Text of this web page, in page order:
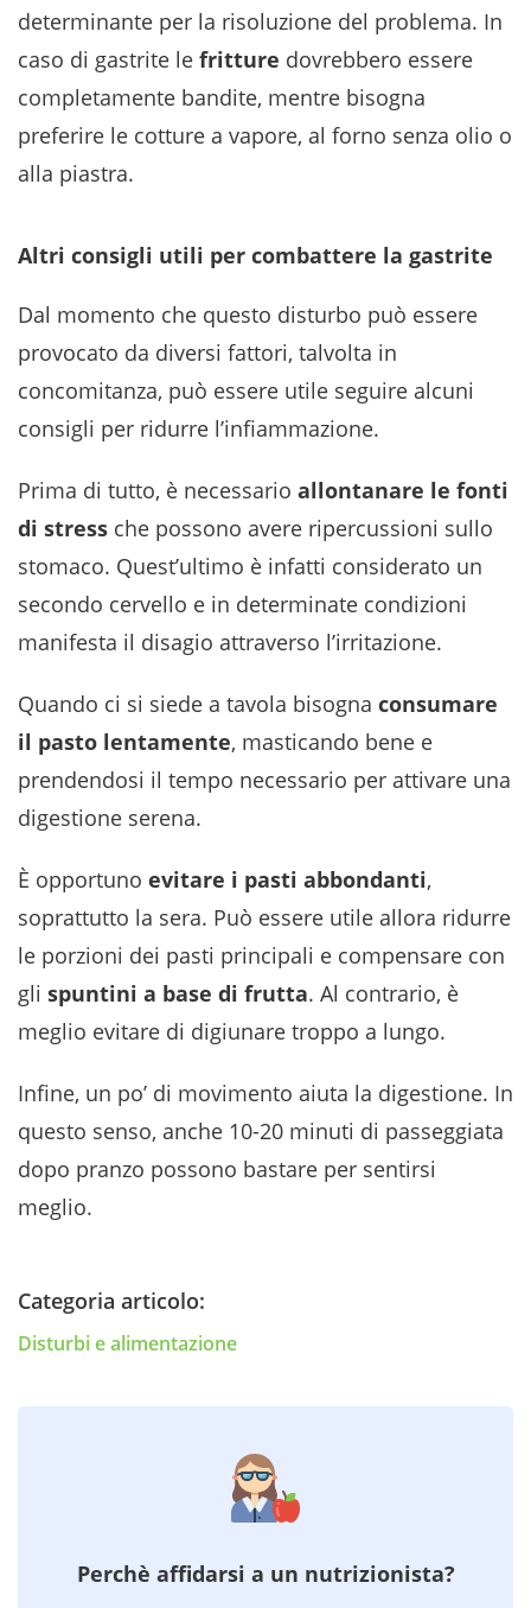
determinante per la risoluzione del problema. In
caso di gastrite le fritture dovrebbero essere
completamente bandite, mentre bisogna
preferire le cotture a vapore, al forno senza olio o
alla piastra.
Altri consigli utili per combattere la gastrite
Dal momento che questo disturbo può essere
provocato da diversi fattori, talvolta in
concomitanza, può essere utile seguire alcuni
consigli per ridurre l’infiammazione.
Prima di tutto, è necessario allontanare le fonti
di stress che possono avere ripercussioni sullo
stomaco. Quest’ultimo è infatti considerato un
secondo cervello e in determinate condizioni
manifesta il disagio attraverso l’irritazione.
Quando ci si siede a tavola bisogna consumare
il pasto lentamente, masticando bene e
prendendosi il tempo necessario per attivare una
digestione serena.
È opportuno evitare i pasti abbondanti,
soprattutto la sera. Può essere utile allora ridurre
le porzioni dei pasti principali e compensare con
gli spuntini a base di frutta. Al contrario, è
meglio evitare di digiunare troppo a lungo.
Infine, un po’ di movimento aiuta la digestione. In
questo senso, anche 10-20 minuti di passeggiata
dopo pranzo possono bastare per sentirsi
meglio.
Categoria articolo:
Disturbi e alimentazione
Perchè affidarsi a un nutrizionista?